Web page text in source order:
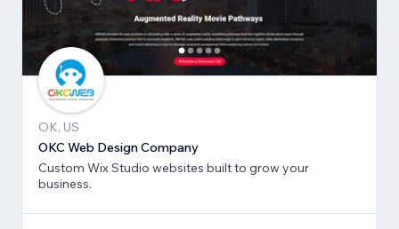
OK, US
OKC Web Design Company
Custom Wix Studio websites built to grow your
business.